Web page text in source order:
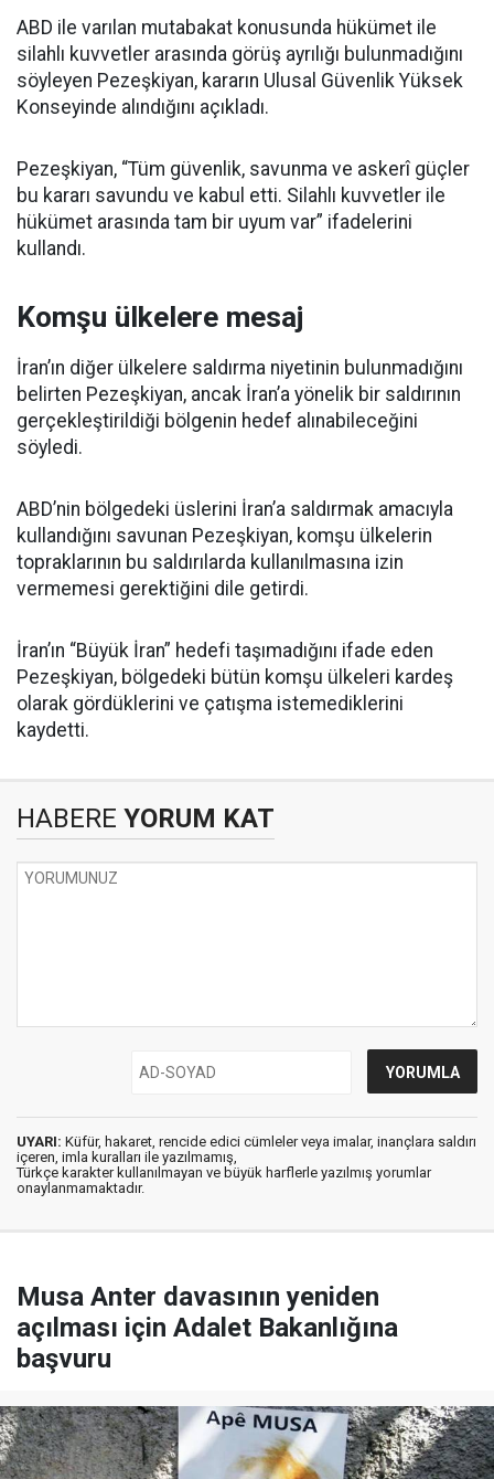
ABD ile varılan mutabakat konusunda hükümet ile
silahlı kuvvetler arasında görüş ayrılığı bulunmadığını
söyleyen Pezeşkiyan, kararın Ulusal Güvenlik Yüksek
Konseyinde alındığını açıkladı.
Pezeşkiyan, “Tüm güvenlik, savunma ve askerî güçler
bu kararı savundu ve kabul etti. Silahlı kuvvetler ile
hükümet arasında tam bir uyum var” ifadelerini
kullandı.
Komşu ülkelere mesaj
İran’ın diğer ülkelere saldırma niyetinin bulunmadığını
belirten Pezeşkiyan, ancak İran’a yönelik bir saldırının
gerçekleştirildiği bölgenin hedef alınabileceğini
söyledi.
ABD’nin bölgedeki üslerini İran’a saldırmak amacıyla
kullandığını savunan Pezeşkiyan, komşu ülkelerin
topraklarının bu saldırılarda kullanılmasına izin
vermemesi gerektiğini dile getirdi.
İran’ın “Büyük İran” hedefi taşımadığını ifade eden
Pezeşkiyan, bölgedeki bütün komşu ülkeleri kardeş
olarak gördüklerini ve çatışma istemediklerini
kaydetti.
HABERE YORUM KAT
UYARI: Küfür, hakaret, rencide edici cümleler veya imalar, inançlara saldırı
içeren, imla kuralları ile yazılmamış,
Türkçe karakter kullanılmayan ve büyük harflerle yazılmış yorumlar
onaylanmamaktadır.
Musa Anter davasının yeniden
açılması için Adalet Bakanlığına
başvuru